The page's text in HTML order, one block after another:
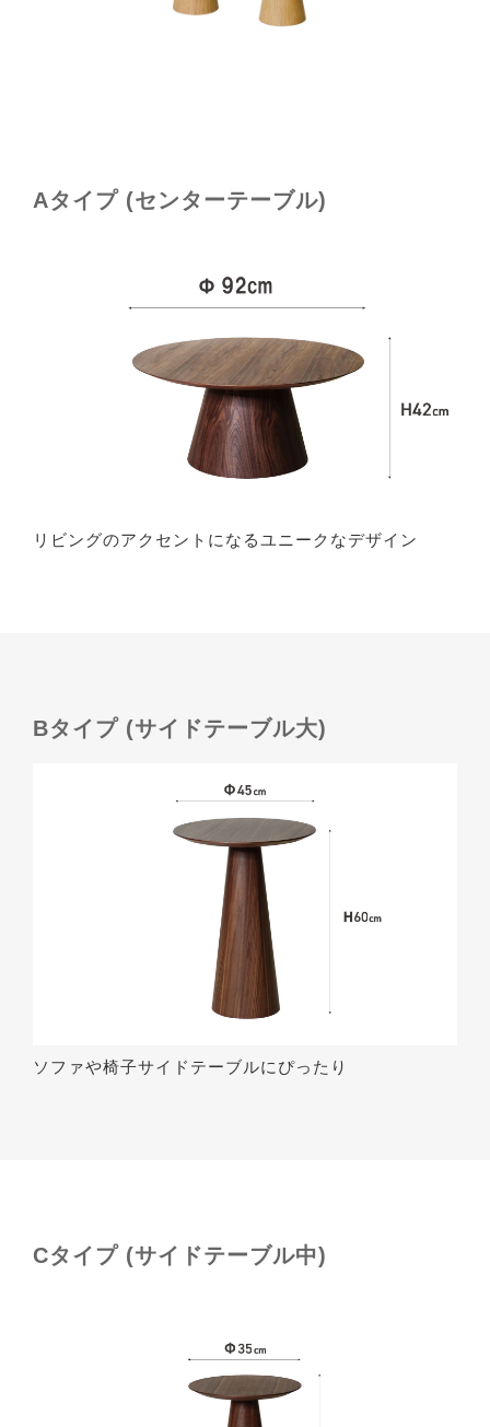
Aタイプ (センターテーブル)
リビングのアクセントになるユニークなデザイン
Bタイプ (サイドテーブル大)
ソファや椅子サイドテーブルにぴったり
Cタイプ (サイドテーブル中)